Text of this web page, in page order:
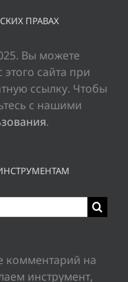
ПРАВАХ
Вы можете
сайта при
ссылку. Чтобы
с нашими
.
комментарий на
инструмент,